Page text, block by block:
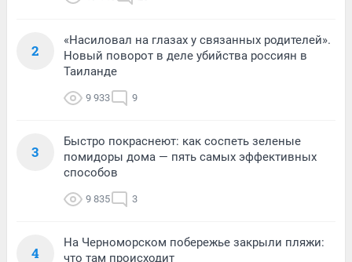
2
«Насиловал на глазах у связанных родителей».
Новый поворот в деле убийства россиян в
Таиланде
9 933 9
3
Быстро покраснеют: как соспеть зеленые
помидоры дома — пять самых эффективных
способов
9 835 3
4
На Черноморском побережье закрыли пляжи:
что там происходит